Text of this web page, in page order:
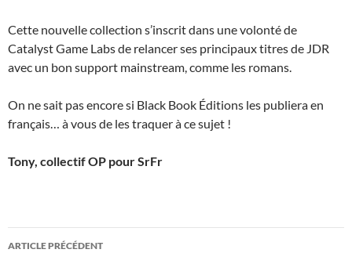
Cette nouvelle collection s’inscrit dans une volonté de
Catalyst Game Labs de relancer ses principaux titres de JDR
avec un bon support mainstream, comme les romans.
On ne sait pas encore si Black Book Éditions les publiera en
français… à vous de les traquer à ce sujet !
Tony, collectif OP pour SrFr
Navigation
ARTICLE PRÉCÉDENT